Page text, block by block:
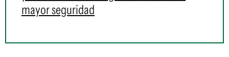
mayor seguridad